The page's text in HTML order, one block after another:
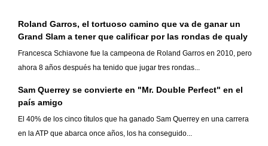
Roland Garros, el tortuoso camino que va de ganar un
Grand Slam a tener que calificar por las rondas de qualy
Francesca Schiavone fue la campeona de Roland Garros en 2010, pero
ahora 8 años después ha tenido que jugar tres rondas...
Sam Querrey se convierte en "Mr. Double Perfect" en el
país amigo
El 40% de los cinco tìtulos que ha ganado Sam Querrey en una carrera
en la ATP que abarca once años, los ha conseguido...